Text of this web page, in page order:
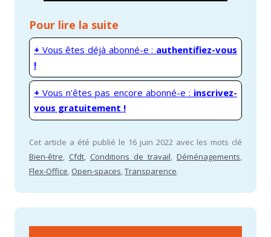
Pour lire la suite
+ Vous êtes déjà abonné-e : authentifiez-vous
!
+ Vous n'êtes pas encore abonné-e : inscrivez-
vous gratuitement !
Cet article a été publié le 16 juin 2022 avec les mots clé
Bien-être, Cfdt, Conditions de travail, Déménagements,
Flex-Office, Open-spaces,Transparence.